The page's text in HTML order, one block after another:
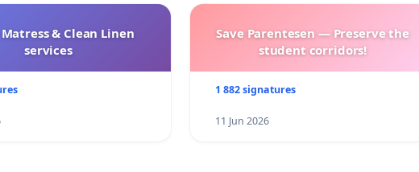
& Clean Linen
services
Save Parentesen — Preserve the
student corridors!
1 882 signatures
11 Jun 2026